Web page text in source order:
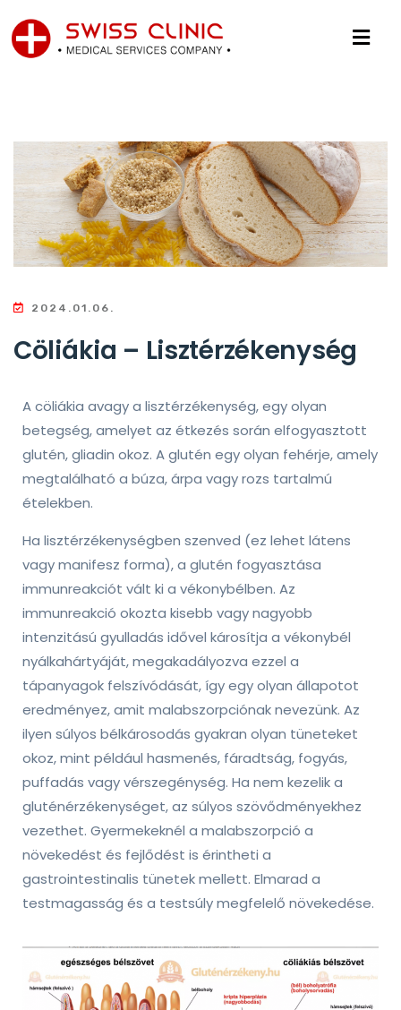
2024.01.06.
Cöliákia – Lisztérzékenység
A cöliákia avagy a lisztérzékenység, egy olyan
betegség, amelyet az étkezés során elfogyasztott
glutén, gliadin okoz. A glutén egy olyan fehérje, amely
megtalálható a búza, árpa vagy rozs tartalmú
ételekben.
Ha lisztérzékenységben szenved (ez lehet látens
vagy manifesz forma), a glutén fogyasztása
immunreakciót vált ki a vékonybélben. Az
immunreakció okozta kisebb vagy nagyobb
intenzitású gyulladás idővel károsítja a vékonybél
nyálkahártyáját, megakadályozva ezzel a
tápanyagok felszívódását, így egy olyan állapotot
eredményez, amit malabszorpciónak nevezünk. Az
ilyen súlyos bélkárosodás gyakran olyan tüneteket
okoz, mint például hasmenés, fáradtság, fogyás,
puffadás vagy vérszegénység. Ha nem kezelik a
gluténérzékenységet, az súlyos szövődményekhez
vezethet. Gyermekeknél a malabszorpció a
növekedést és fejlődést is érintheti a
gastrointestinalis tünetek mellett. Elmarad a
testmagasság és a testsúly megfelelő növekedése.